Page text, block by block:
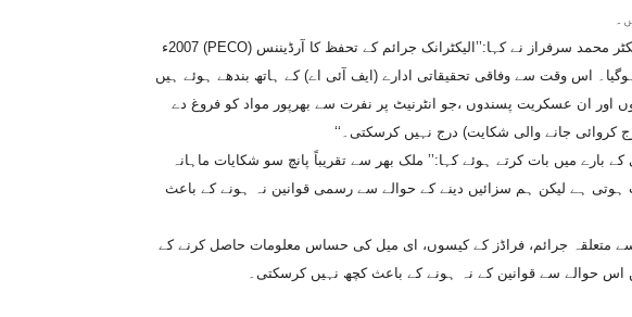
ایف آئی اے کے سائبر کرائم سیل کے ڈپٹی ڈائریکٹر محمد سرفراز نے کہا:’’الیکٹرانک جرائم کے تحفظ کا آرڈیننس (PECO) 2007ء
میں ناقابلِ عمل ہوگیا۔ اس وقت سے وفاقی تحقیقاتی ادارے (ایف آئی اے) کے ہاتھ بندھے ہوئے ہیں
اور ان عسکریت پسندوں ،جو انٹرنیٹ پر نفرت سے بھرپور مواد کو فروغ دے
کروائی جانے والی شکایت) درج نہیں کرسکتی۔‘‘
بارے میں بات کرتے ہوئے کہا:’’ ملک بھر سے تقریباً پانچ سو شکایات ماہانہ
ہے لیکن ہم سزائیں دینے کے حوالے سے رسمی قوانین نہ ہونے کے باعث
سے متعلقہ جرائم، فراڈز کے کیسوں، ای میل کی حساس معلومات حاصل کرنے کے
اس حوالے سے قوانین کے نہ ہونے کے باعث کچھ نہیں کرسکتی۔